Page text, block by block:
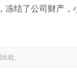
结了公司财产，
处。